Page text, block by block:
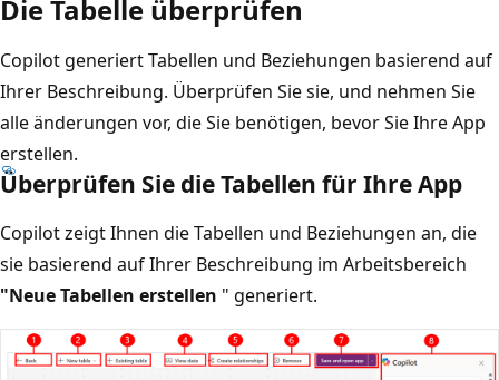
Die Tabelle überprüfen
Copilot generiert Tabellen und Beziehungen basierend auf
Ihrer Beschreibung. Überprüfen Sie sie, und nehmen Sie
alle änderungen vor, die Sie benötigen, bevor Sie Ihre App
erstellen.
Überprüfen Sie die Tabellen für Ihre App
Copilot zeigt Ihnen die Tabellen und Beziehungen an, die
sie basierend auf Ihrer Beschreibung im Arbeitsbereich
"Neue Tabellen erstellen " generiert.